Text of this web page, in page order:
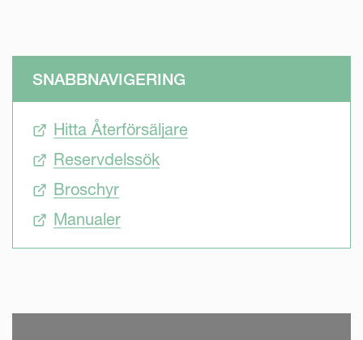
SNABBNAVIGERING
Hitta Återförsäljare
Reservdelssök
Broschyr
Manualer